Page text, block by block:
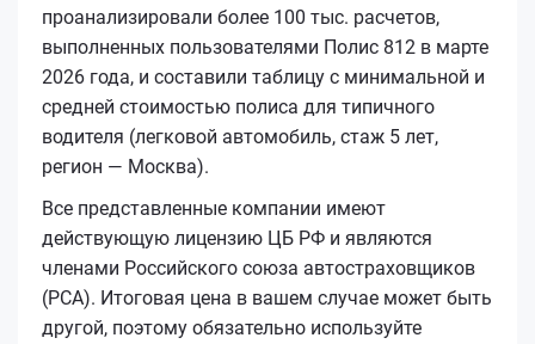
проанализировали более 100 тыс. расчетов,
выполненных пользователями Полис 812 в марте
2026 года, и составили таблицу с минимальной и
средней стоимостью полиса для типичного
водителя (легковой автомобиль, стаж 5 лет,
регион — Москва).
Все представленные компании имеют
действующую лицензию ЦБ РФ и являются
членами Российского союза автостраховщиков
(РСА). Итоговая цена в вашем случае может быть
другой, поэтому обязательно используйте